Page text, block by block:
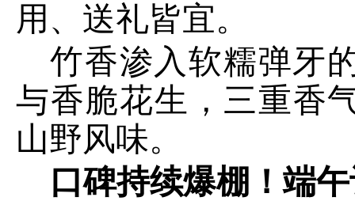
用、送礼皆宜。
竹香渗入软糯弹牙
与香脆花生，三重香
山野风味。
口碑持续爆棚！端